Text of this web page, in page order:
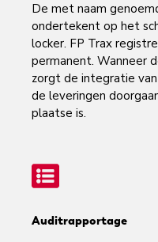
De met naam
ondertekent op het
locker. FP Trax
permanent. Wanneer
zorgt de integratie
de leveringen
plaatse is.
Auditrapportage